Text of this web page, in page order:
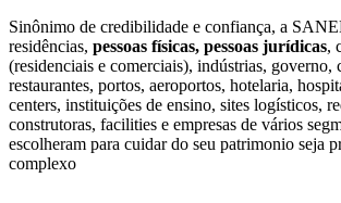
Sinônimo de credibilidade e confiança, a
residências, pessoas físicas, pessoas jurídicas,
(residenciais e comerciais), indústrias, governo,
restaurantes, portos, aeroportos, hotelaria,
centers, instituições de ensino, sites logísticos,
construtoras, facilities e empresas de vários
escolheram para cuidar do seu patrimonio seja
complexo